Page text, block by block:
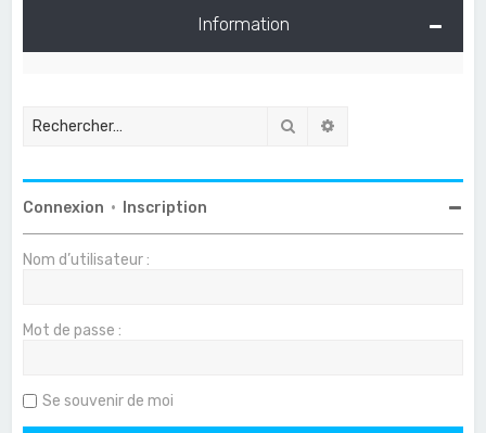
Information
Rechercher
Connexion • Inscription
Nom d’utilisateur :
Mot de passe :
Se souvenir de moi